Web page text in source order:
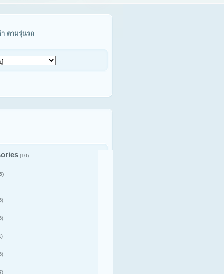
า ตามรุ่นรถ
(10)